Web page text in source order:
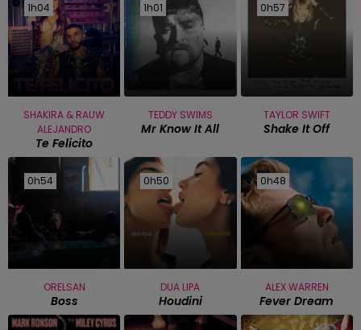
1h04
1h04
SHAKIRA & RAUW
ALEJANDRO
Te Felicito
1h01
1h01
TEDDY SWIMS
Mr Know It All
0h57
0h57
TAYLOR SWIFT
Shake It Off
0h54
0h54
ORELSAN
Boss
0h50
0h50
DUA LIPA
Houdini
0h48
0h48
ALEX WARREN
Fever Dream